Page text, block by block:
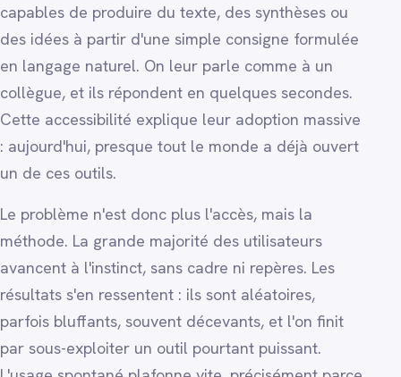
capables de produire du texte, des synthèses ou
des idées à partir d'une simple consigne formulée
en langage naturel. On leur parle comme à un
collègue, et ils répondent en quelques secondes.
Cette accessibilité explique leur adoption massive
: aujourd'hui, presque tout le monde a déjà ouvert
un de ces outils.
Le problème n'est donc plus l'accès, mais la
méthode. La grande majorité des utilisateurs
avancent à l'instinct, sans cadre ni repères. Les
résultats s'en ressentent : ils sont aléatoires,
parfois bluffants, souvent décevants, et l'on finit
par sous-exploiter un outil pourtant puissant.